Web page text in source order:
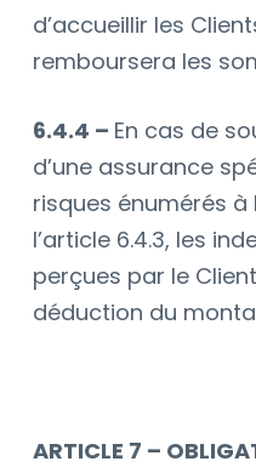
d’accueillir les
remboursera les
6.4.4 – En cas de
d’une assurance
risques énumérés à
l’article 6.4.3, les
perçues par le
déduction du
ARTICLE 7 –